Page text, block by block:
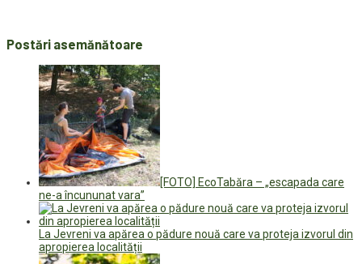
Postări asemănătoare
[FOTO] EcoTabăra – „escapada care
ne-a încununat vara”
La Jevreni va apărea o pădure nouă care va proteja izvorul din
apropierea localității